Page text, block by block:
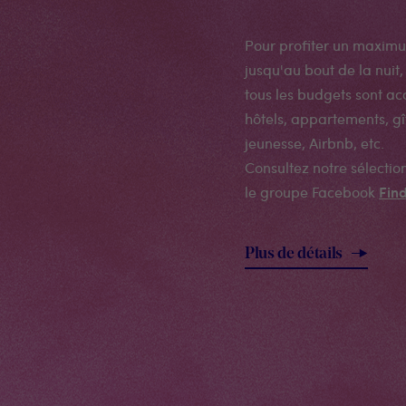
Pour profiter un
jusqu'au bout de la
tous les budgets sont
hôtels, appartements,
jeunesse, Airbnb, etc.
Consultez notre
le groupe Facebook
Plus de détails